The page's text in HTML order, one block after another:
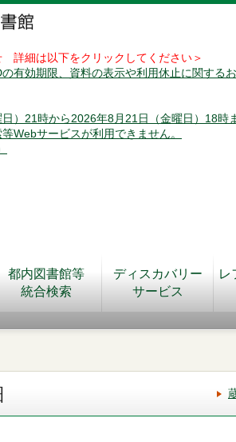
詳細は以下をクリックしてください＞
の有効期限、資料の表示や利用休止に関する
日）21時から2026年8月21日（金曜日）18時
Webサービスが利用できません。
都内図書館等
統合検索
ディスカバリー
サービス
レ